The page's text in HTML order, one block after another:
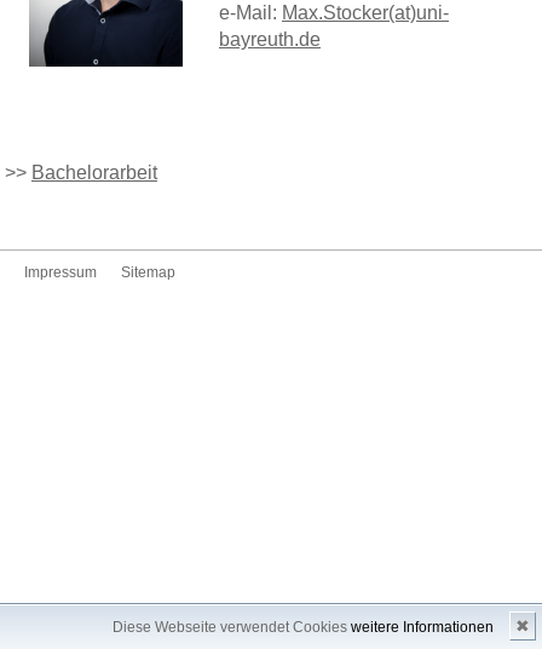
Diese Webseite verwendet Cookies weitere Informationen ✖
e-Mail: Max.Stocker(at)uni-
bayreuth.de
>> Bachelorarbeit
Impressum Sitemap